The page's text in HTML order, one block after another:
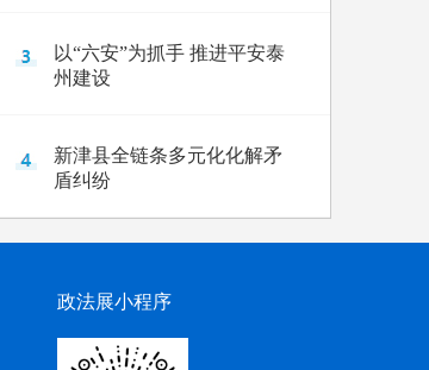
以“六安”为抓手 推进平安泰
州建设
新津县全链条多元化化解矛
盾纠纷
政法展小程序